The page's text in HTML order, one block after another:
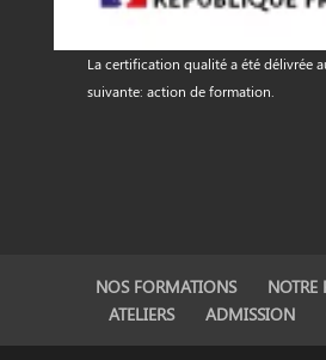
La certification qualité a été délivrée
suivante: action de formation.
NOS FORMATIONS
NOTRE
ATELIERS
ADMISSION